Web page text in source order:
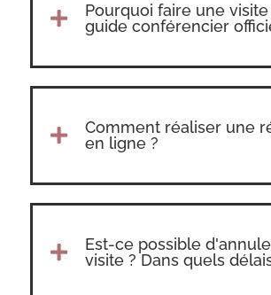

Pourquoi faire une
guide conférencier

Comment réaliser une
en ligne ?

Est-ce possible
visite ? Dans quels